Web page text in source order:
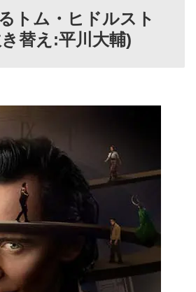
トム・ヒドルスト
替え:平川大輔)